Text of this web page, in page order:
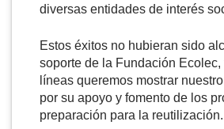
diversas entidades de interés
Estos éxitos no hubieran sido
soporte de la Fundación
líneas queremos mostrar
por su apoyo y fomento de los
preparación para la reutilización.